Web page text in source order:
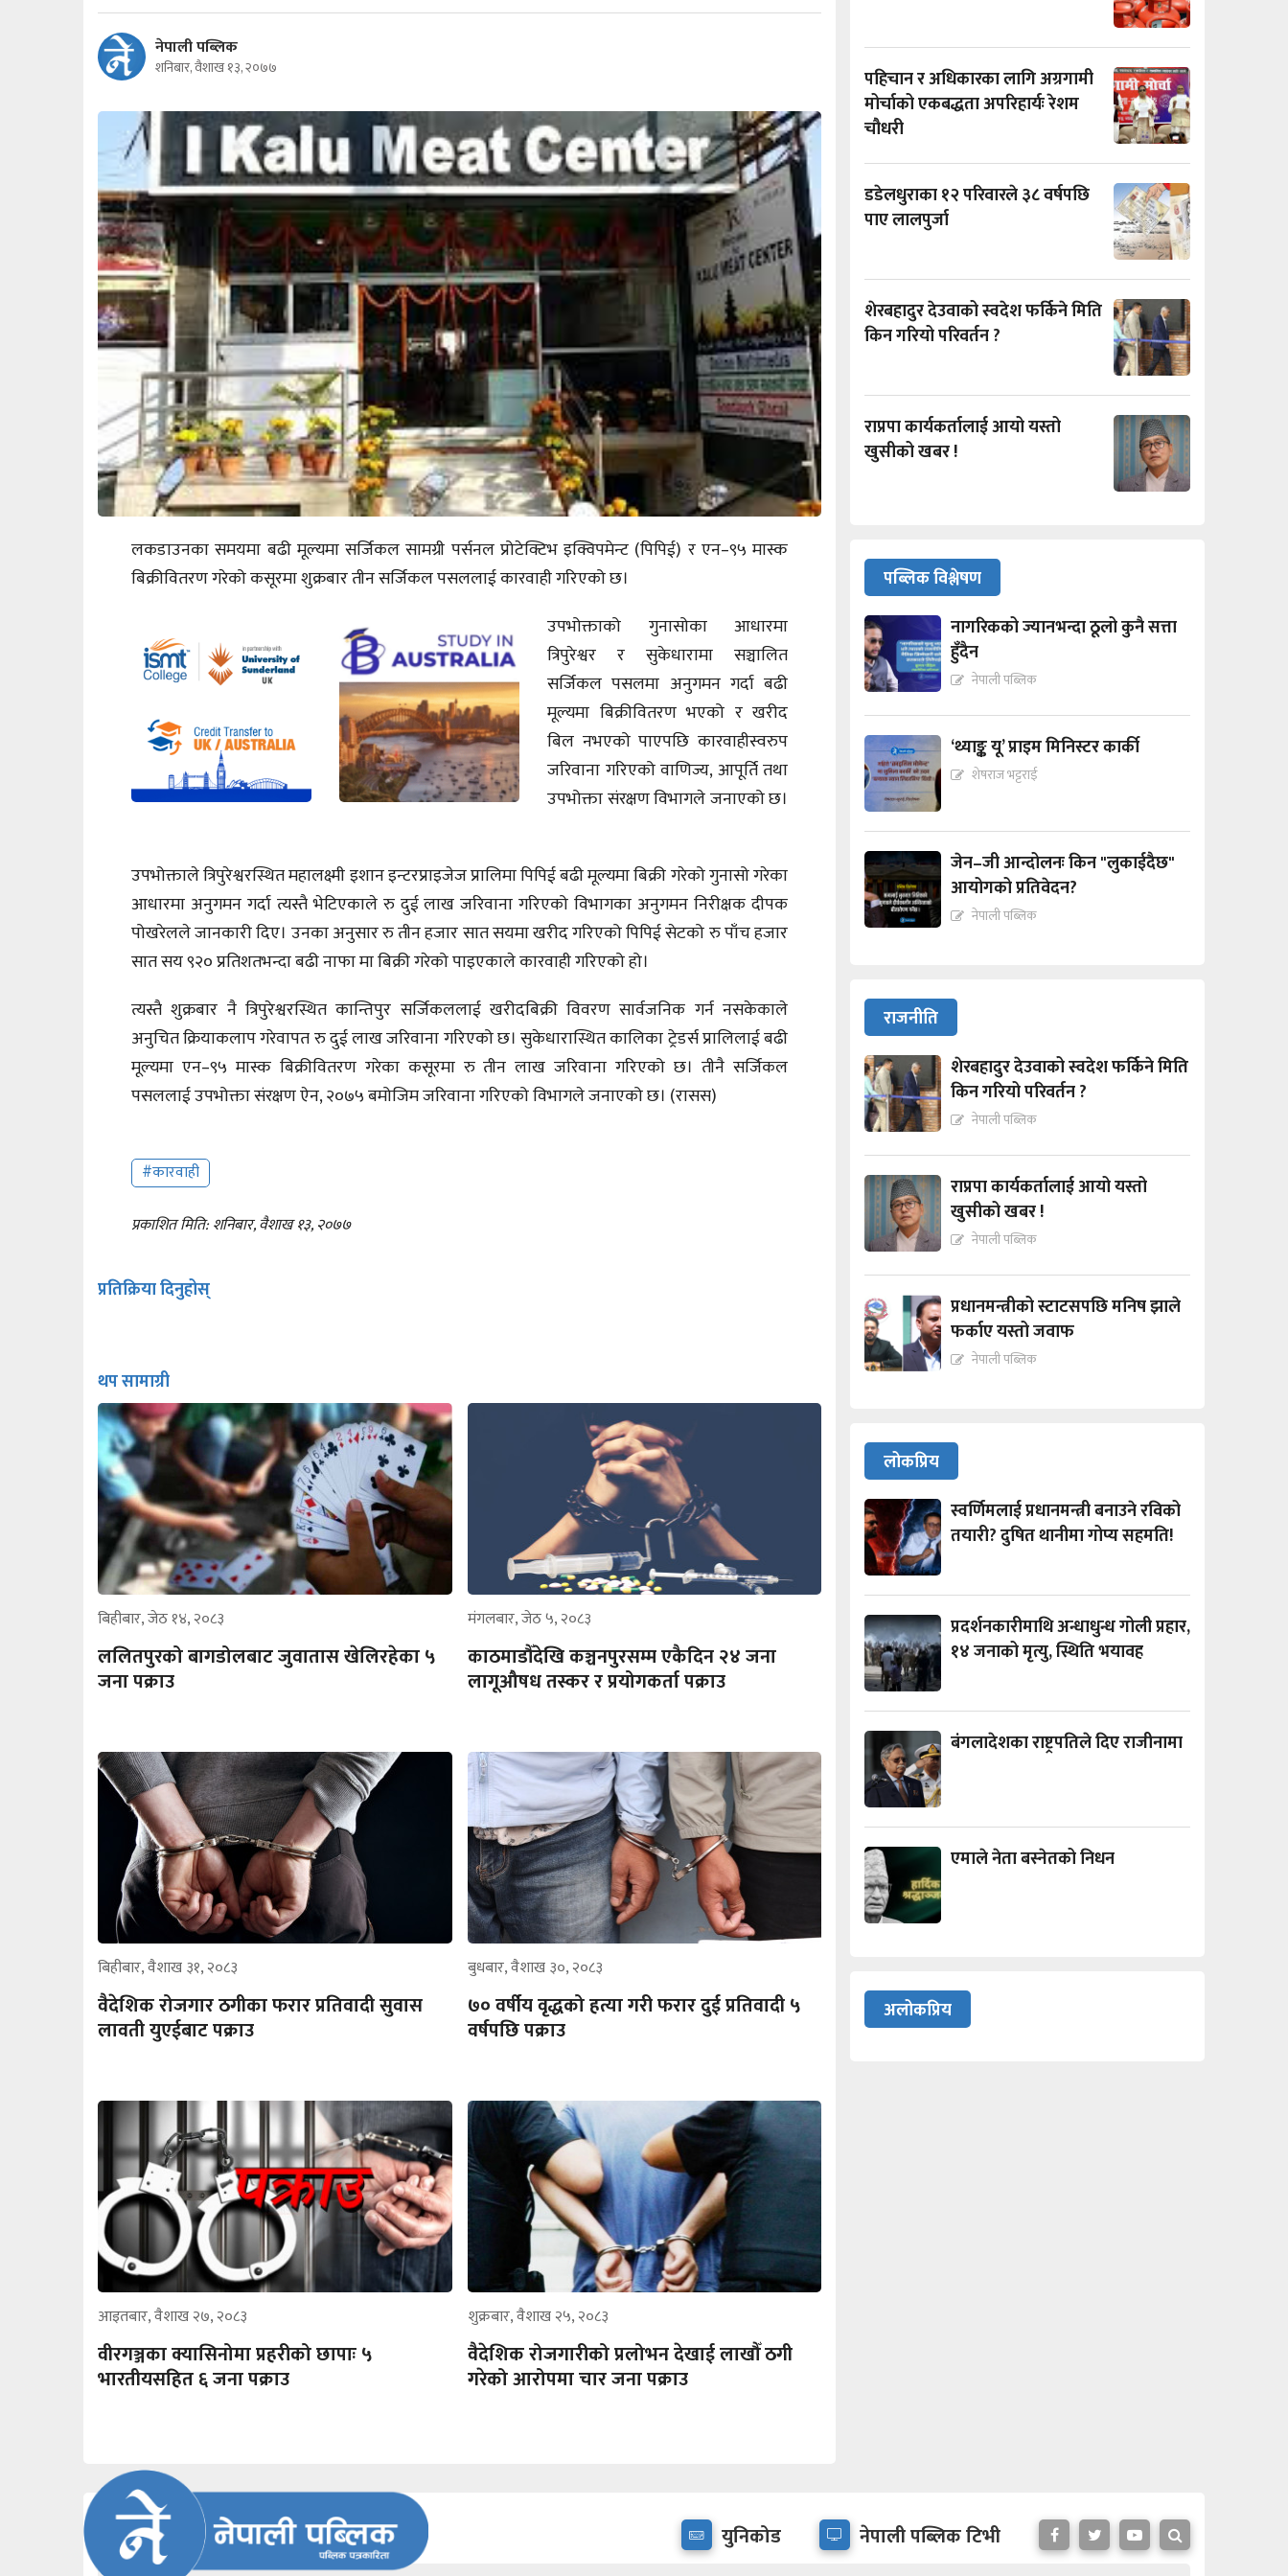
नेपाली पब्लिक
शनिबार, वैशाख १३, २०७७
लकडाउनका समयमा बढी मूल्यमा सर्जिकल सामग्री पर्सनल प्रोटेक्टिभ इक्विपमेन्ट (पिपिई) र एन–९५ मास्क
बिक्रीवितरण गरेको कसूरमा शुक्रबार तीन सर्जिकल पसललाई कारवाही गरिएको छ।
उपभोक्ताको गुनासोका आधारमा
त्रिपुरेश्वर र सुकेधारामा सञ्चालित
सर्जिकल पसलमा अनुगमन गर्दा बढी
मूल्यमा बिक्रीवितरण भएको र खरीद
बिल नभएको पाएपछि कारवाहीस्वरुप
जरिवाना गरिएको वाणिज्य, आपूर्ति तथा
उपभोक्ता संरक्षण विभागले जनाएको छ।
उपभोक्ताले त्रिपुरेश्वरस्थित महालक्ष्मी इशान इन्टरप्राइजेज प्रालिमा पिपिई बढी मूल्यमा बिक्री गरेको गुनासो गरेका
आधारमा अनुगमन गर्दा त्यस्तै भेटिएकाले रु दुई लाख जरिवाना गरिएको विभागका अनुगमन निरीक्षक दीपक
पोखरेलले जानकारी दिए। उनका अनुसार रु तीन हजार सात सयमा खरीद गरिएको पिपिई सेटको रु पाँच हजार
सात सय ९२० प्रतिशतभन्दा बढी नाफा मा बिक्री गरेको पाइएकाले कारवाही गरिएको हो।
त्यस्तै शुक्रबार नै त्रिपुरेश्वरस्थित कान्तिपुर सर्जिकललाई खरीदबिक्री विवरण सार्वजनिक गर्न नसकेकाले
अनुचित क्रियाकलाप गरेवापत रु दुई लाख जरिवाना गरिएको छ। सुकेधारास्थित कालिका ट्रेडर्स प्रालिलाई बढी
मूल्यमा एन–९५ मास्क बिक्रीवितरण गरेका कसूरमा रु तीन लाख जरिवाना गरिएको छ। तीनै सर्जिकल
पसललाई उपभोक्ता संरक्षण ऐन, २०७५ बमोजिम जरिवाना गरिएको विभागले जनाएको छ। (रासस)
#कारवाही
प्रकाशित मिति: शनिबार, वैशाख १३, २०७७
प्रतिक्रिया दिनुहोस्
थप सामाग्री
बिहीबार, जेठ १४, २०८३
ललितपुरको बागडोलबाट जुवातास खेलिरहेका ५
जना पक्राउ
मंगलबार, जेठ ५, २०८३
काठमाडौँदेखि कञ्चनपुरसम्म एकैदिन २४ जना
लागूऔषध तस्कर र प्रयोगकर्ता पक्राउ
बिहीबार, वैशाख ३१, २०८३
वैदेशिक रोजगार ठगीका फरार प्रतिवादी सुवास
लावती युएईबाट पक्राउ
बुधबार, वैशाख ३०, २०८३
७० वर्षीय वृद्धको हत्या गरी फरार दुई प्रतिवादी ५
वर्षपछि पक्राउ
आइतबार, वैशाख २७, २०८३
वीरगञ्जका क्यासिनोमा प्रहरीको छापाः ५
भारतीयसहित ६ जना पक्राउ
शुक्रबार, वैशाख २५, २०८३
वैदेशिक रोजगारीको प्रलोभन देखाई लाखौँ ठगी
गरेको आरोपमा चार जना पक्राउ
पहिचान र अधिकारका लागि अग्रगामी
मोर्चाको एकबद्धता अपरिहार्यः रेशम
चौधरी
डडेलधुराका १२ परिवारले ३८ वर्षपछि
पाए लालपुर्जा
शेरबहादुर देउवाको स्वदेश फर्किने मिति
किन गरियो परिवर्तन ?
राप्रपा कार्यकर्तालाई आयो यस्तो
खुसीको खबर !
पब्लिक विश्लेषण
नागरिकको ज्यानभन्दा ठूलो कुनै सत्ता
हुँदैन
नेपाली पब्लिक
‘थ्याङ्क यू’ प्राइम मिनिस्टर कार्की
शेषराज भट्टराई
जेन–जी आन्दोलनः किन "लुकाईदैछ"
आयोगको प्रतिवेदन?
नेपाली पब्लिक
राजनीति
शेरबहादुर देउवाको स्वदेश फर्किने मिति
किन गरियो परिवर्तन ?
नेपाली पब्लिक
राप्रपा कार्यकर्तालाई आयो यस्तो
खुसीको खबर !
नेपाली पब्लिक
प्रधानमन्त्रीको स्टाटसपछि मनिष झाले
फर्काए यस्तो जवाफ
नेपाली पब्लिक
लोकप्रिय
स्वर्णिमलाई प्रधानमन्त्री बनाउने रविको
तयारी? दुषित थानीमा गोप्य सहमति!
प्रदर्शनकारीमाथि अन्धाधुन्ध गोली प्रहार,
१४ जनाको मृत्यु, स्थिति भयावह
बंगलादेशका राष्ट्रपतिले दिए राजीनामा
एमाले नेता बस्नेतको निधन
अलोकप्रिय
युनिकोड नेपाली पब्लिक टिभी